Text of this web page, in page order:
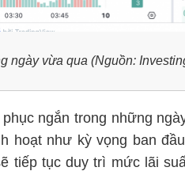
ngày vừa qua (Nguồn:
ngắn trong những
hoạt như kỳ vọng ban
tiếp tục duy trì mức lãi